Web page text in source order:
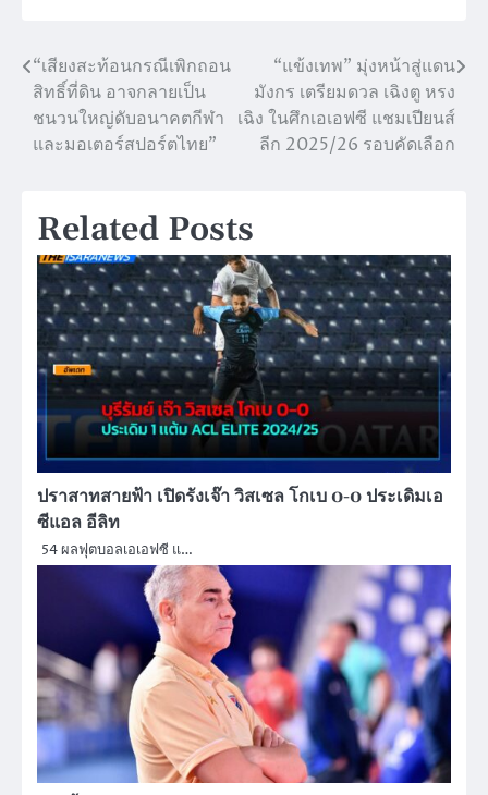
แนะแนว
เรื่อง
“เสียงสะท้อนกรณีเพิกถอน
สิทธิ์ที่ดิน อาจกลายเป็น
ชนวนใหญ่ดับอนาคตกีฬา
และมอเตอร์สปอร์ตไทย”
“แข้งเทพ” มุ่งหน้าสู่แดน
มังกร เตรียมดวล เฉิงตู หรง
เฉิง ในศึกเอเอฟซี แชมเปียนส์
ลีก 2025/26 รอบคัดเลือก
Related Posts
ปราสาทสายฟ้า เปิดรังเจ๊า วิสเซล โกเบ 0-0 ประเดิมเอ
ซีแอล อีลิท
54 ผลฟุตบอลเอเอฟซี แ…